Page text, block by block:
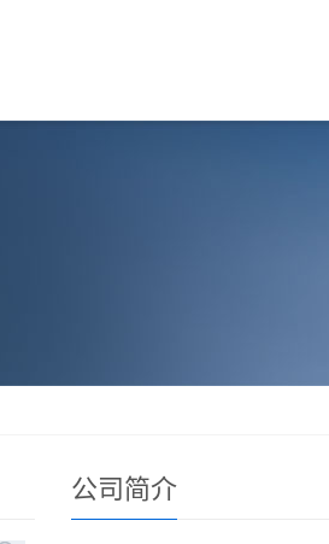
公司简介